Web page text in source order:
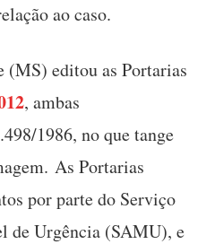
ao caso.
(MS) editou as Portarias
, ambas
1986, no que tange
As Portarias
por parte do Serviço
de Urgência (SAMU), e